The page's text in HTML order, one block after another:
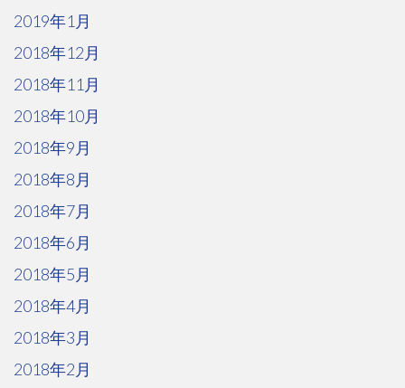
2019年1月
2018年12月
2018年11月
2018年10月
2018年9月
2018年8月
2018年7月
2018年6月
2018年5月
2018年4月
2018年3月
2018年2月